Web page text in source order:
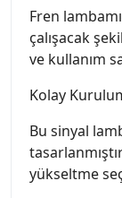
Fren
çalışacak
ve kullanım
Kolay
Bu sinyal
yükseltme